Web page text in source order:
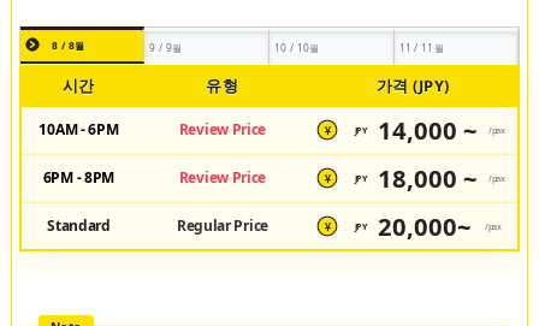
8 / 8월 9 / 9월 10 / 10월 11 / 11월
시간 유형 가격 (JPY)
10AM - 6PM Review Price ¥ JPY 14,000 ~ /pax
6PM - 8PM Review Price ¥ JPY 18,000 ~ /pax
Standard Regular Price ¥ JPY 20,000~ /pax